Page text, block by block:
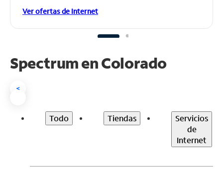
Ver ofertas de Internet
Spectrum enColorado
<
Todo Tiendas
Servicios
de
Internet